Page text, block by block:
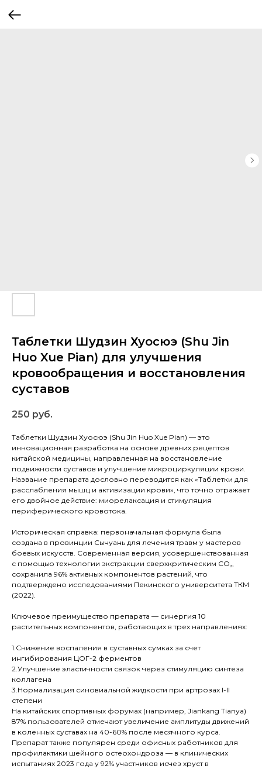
Таблетки Шудзин Хуосюэ (Shu Jin
Huo Xue Pian) для улучшения
кровообращения и восстановления
суставов
250 руб.
Таблетки Шудзин Хуосюэ (Shu Jin Huo Xue Pian) — это
инновационная разработка на основе древних рецептов
китайской медицины, направленная на восстановление
подвижности суставов и улучшение микроциркуляции крови.
Название препарата дословно переводится как «Таблетки для
расслабления мышц и активизации крови», что точно отражает
его двойное действие: миорелаксация и стимуляция
периферического кровотока.
Историческая справка: первоначальная формула была
создана в провинции Сычуань для лечения травм у мастеров
боевых искусств. Современная версия, усовершенствованная
с помощью технологии экстракции сверхкритическим CO₂,
сохранила 96% активных компонентов растений, что
подтверждено исследованиями Пекинского университета ТКМ
(2022).
Ключевое преимущество препарата — синергия 10
растительных компонентов, работающих в трех направлениях:
1.Снижение воспаления в суставных сумках за счет
ингибирования ЦОГ-2 ферментов
2.Улучшение эластичности связок через стимуляцию синтеза
коллагена
3.Нормализация синовиальной жидкости при артрозах I-II
степени
На китайских спортивных форумах (например, Jiankang Tianya)
87% пользователей отмечают увеличение амплитуды движений
в коленных суставах на 40-60% после месячного курса.
Препарат также популярен среди офисных работников для
профилактики шейного остеохондроза — в клинических
испытаниях 2023 года у 92% участников исчез хруст в